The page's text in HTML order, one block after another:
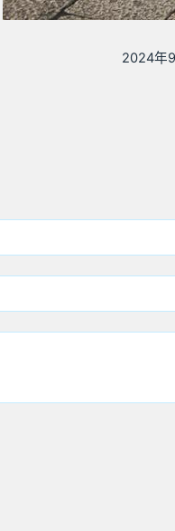
2024年